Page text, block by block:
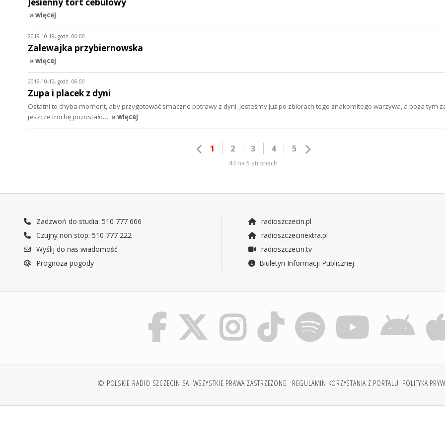
» więcej
2019-10-19, godz. 06:00
Zalewajka przybiernowska
» więcej
2019-10-12, godz. 06:00
Zupa i placek z dyni
Ostatni to chyba moment, aby przygotować smaczne potrawy z dyni. Jesteśmy już po zbiorach tego znakomitego warzywa, a poza tym
jeszcze trochę pozostało… » więcej
1 2 3 4 5
44 na 5 stronach
Zadzwoń do studia: 510 777 666
Czujny non stop: 510 777 222
Wyślij do nas wiadomość
Prognoza pogody
radioszczecin.pl
radioszczecinextra.pl
radioszczecin.tv
Biuletyn Informacji Publicznej
© POLSKIE RADIO SZCZECIN SA. WSZYSTKIE PRAWA ZASTRZEŻONE. REGULAMIN KORZYSTANIA Z PORTALU POLITYKA